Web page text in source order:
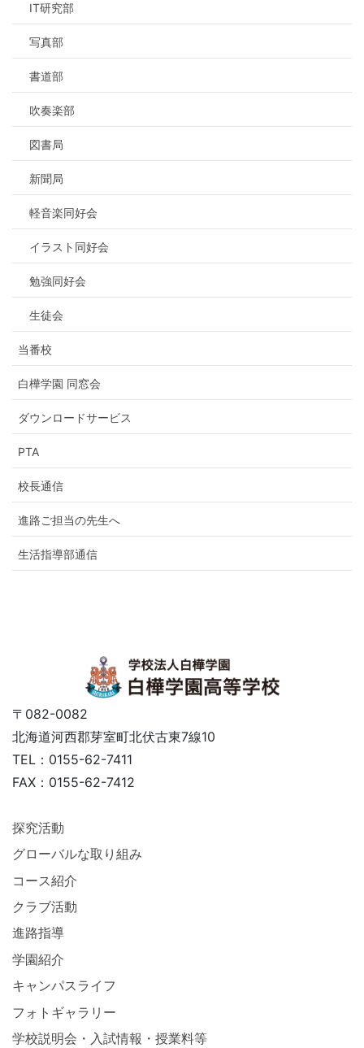
IT研究部
写真部
書道部
吹奏楽部
図書局
新聞局
軽音楽同好会
イラスト同好会
勉強同好会
生徒会
当番校
白樺学園 同窓会
ダウンロードサービス
PTA
校長通信
進路ご担当の先生へ
生活指導部通信
〒082-0082
北海道河西郡芽室町北伏古東7線10
TEL：0155-62-7411
FAX：0155-62-7412
探究活動
グローバルな取り組み
コース紹介
クラブ活動
進路指導
学園紹介
キャンパスライフ
フォトギャラリー
学校説明会・入試情報・授業料等